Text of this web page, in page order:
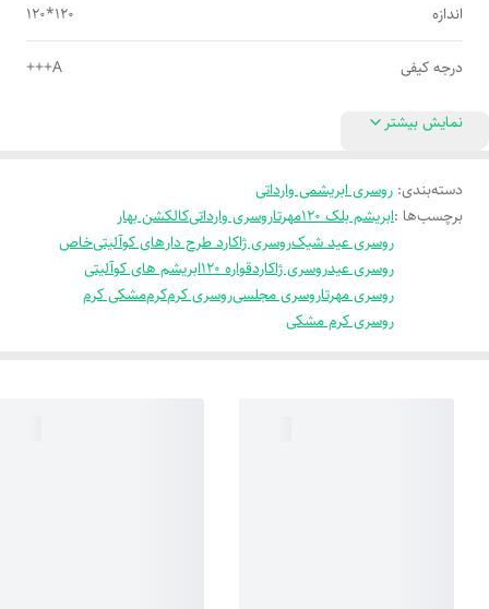
اندازه 120*120
درجه کیفی A+++
نمایش بیشتر
دسته‌بندی: روسری ابریشمی وارداتی
برچسب‌ها :ابریشم بلک 120 مهرتاروسری وارداتیکالکشن بهار
روسری عید شیکروسری ژاکارد طرح دارهای کوآلیتیخاص
روسری عیدروسری ژاکاردقواره 120
ابریشم های کوآلیتی
روسری مهرتاروسری مجلسیروسری کرمکرممشکی کرم
روسری کرم مشکی